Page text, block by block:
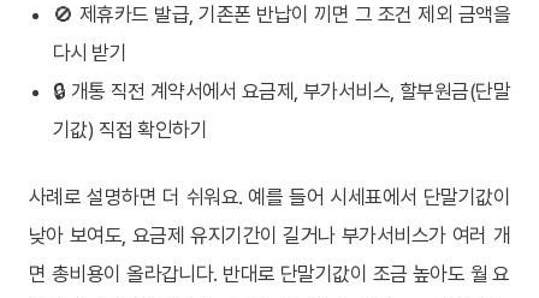
🚫 제휴카드 발급, 기존폰 반납이 끼면 그 조건 제외 금액을
다시 받기
🔒 개통 직전 계약서에서 요금제, 부가서비스, 할부원금(단말
기값) 직접 확인하기
사례로 설명하면 더 쉬워요. 예를 들어 시세표에서 단말기값이
낮아 보여도, 요금제 유지기간이 길거나 부가서비스가 여러 개
면 총비용이 올라갑니다. 반대로 단말기값이 조금 높아도 월 요